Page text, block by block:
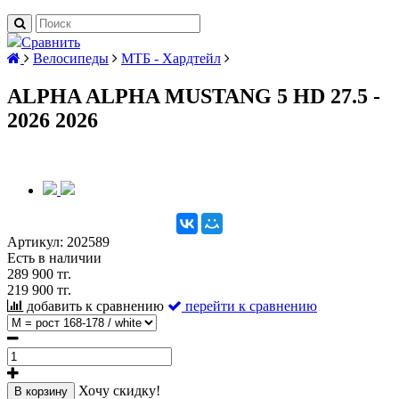
Сравнить
Велосипеды
МТБ - Хардтейл
ALPHA ALPHA MUSTANG 5 HD 27.5 -
2026 2026
Артикул: 202589
Есть в наличии
289 900 тг.
219 900 тг.
добавить к сравнению
перейти к сравнению
В корзину Хочу скидку!